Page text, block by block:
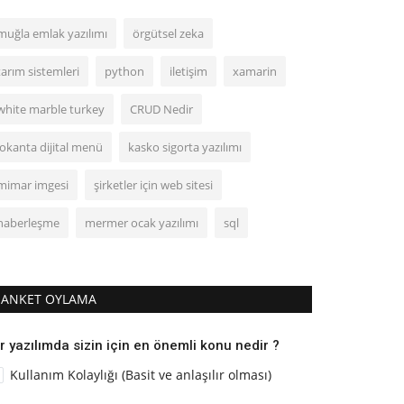
emlak yazılımı örgütsel zeka
sistemleri python iletişim xamarin
marble turkey CRUD Nedir
dijital menü kasko sigorta yazılımı
imgesi şirketler için web sitesi
mermer ocak yazılımı sql
ANKET OYLAMA
yazılımda sizin için en önemli konu nedir ?
Kullanım Kolaylığı (Basit ve anlaşılır olması)